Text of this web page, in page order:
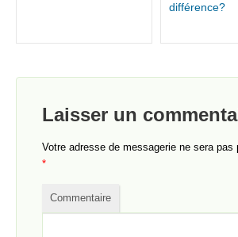
différence?
Laisser un
Votre adresse de messagerie ne sera pas
*
Commentaire